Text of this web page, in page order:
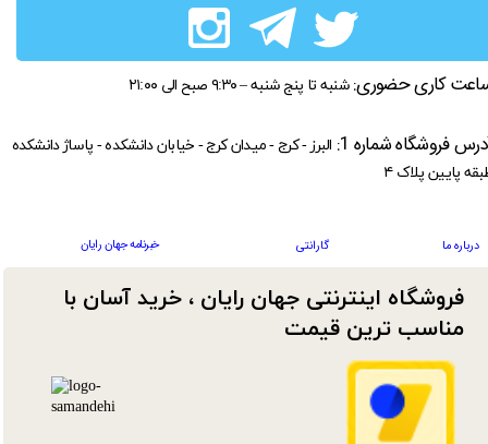
فروشگاه اینترنتی جهان رایان ، خرید آسان با
مناسب ترین قیمت​​​​​​​
کاری حضوری: شنبه تا پنج شنبه – ۹:۳۰ صبح الی ۲۱:۰۰
درباره ما گارانتی خبرنامه جهان رایان
فروشگاه شماره 1:
البرز - کرج - میدان کرج - خیابان دانشکده - پاساژ دانشکده
پایین پلاک ۴